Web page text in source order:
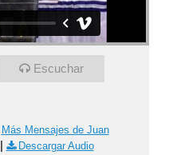
Escuchar
Más Mensajes de Juan
| Descargar Audio